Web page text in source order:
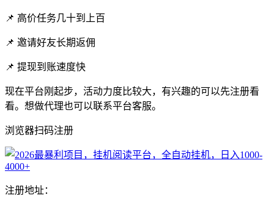
📌 高价任务几十到上百
📌 邀请好友长期返佣
📌 提现到账速度快
现在平台刚起步，活动力度比较大，有兴趣的可以先注册看
看。想做代理也可以联系平台客服。
浏览器扫码注册
注册地址：